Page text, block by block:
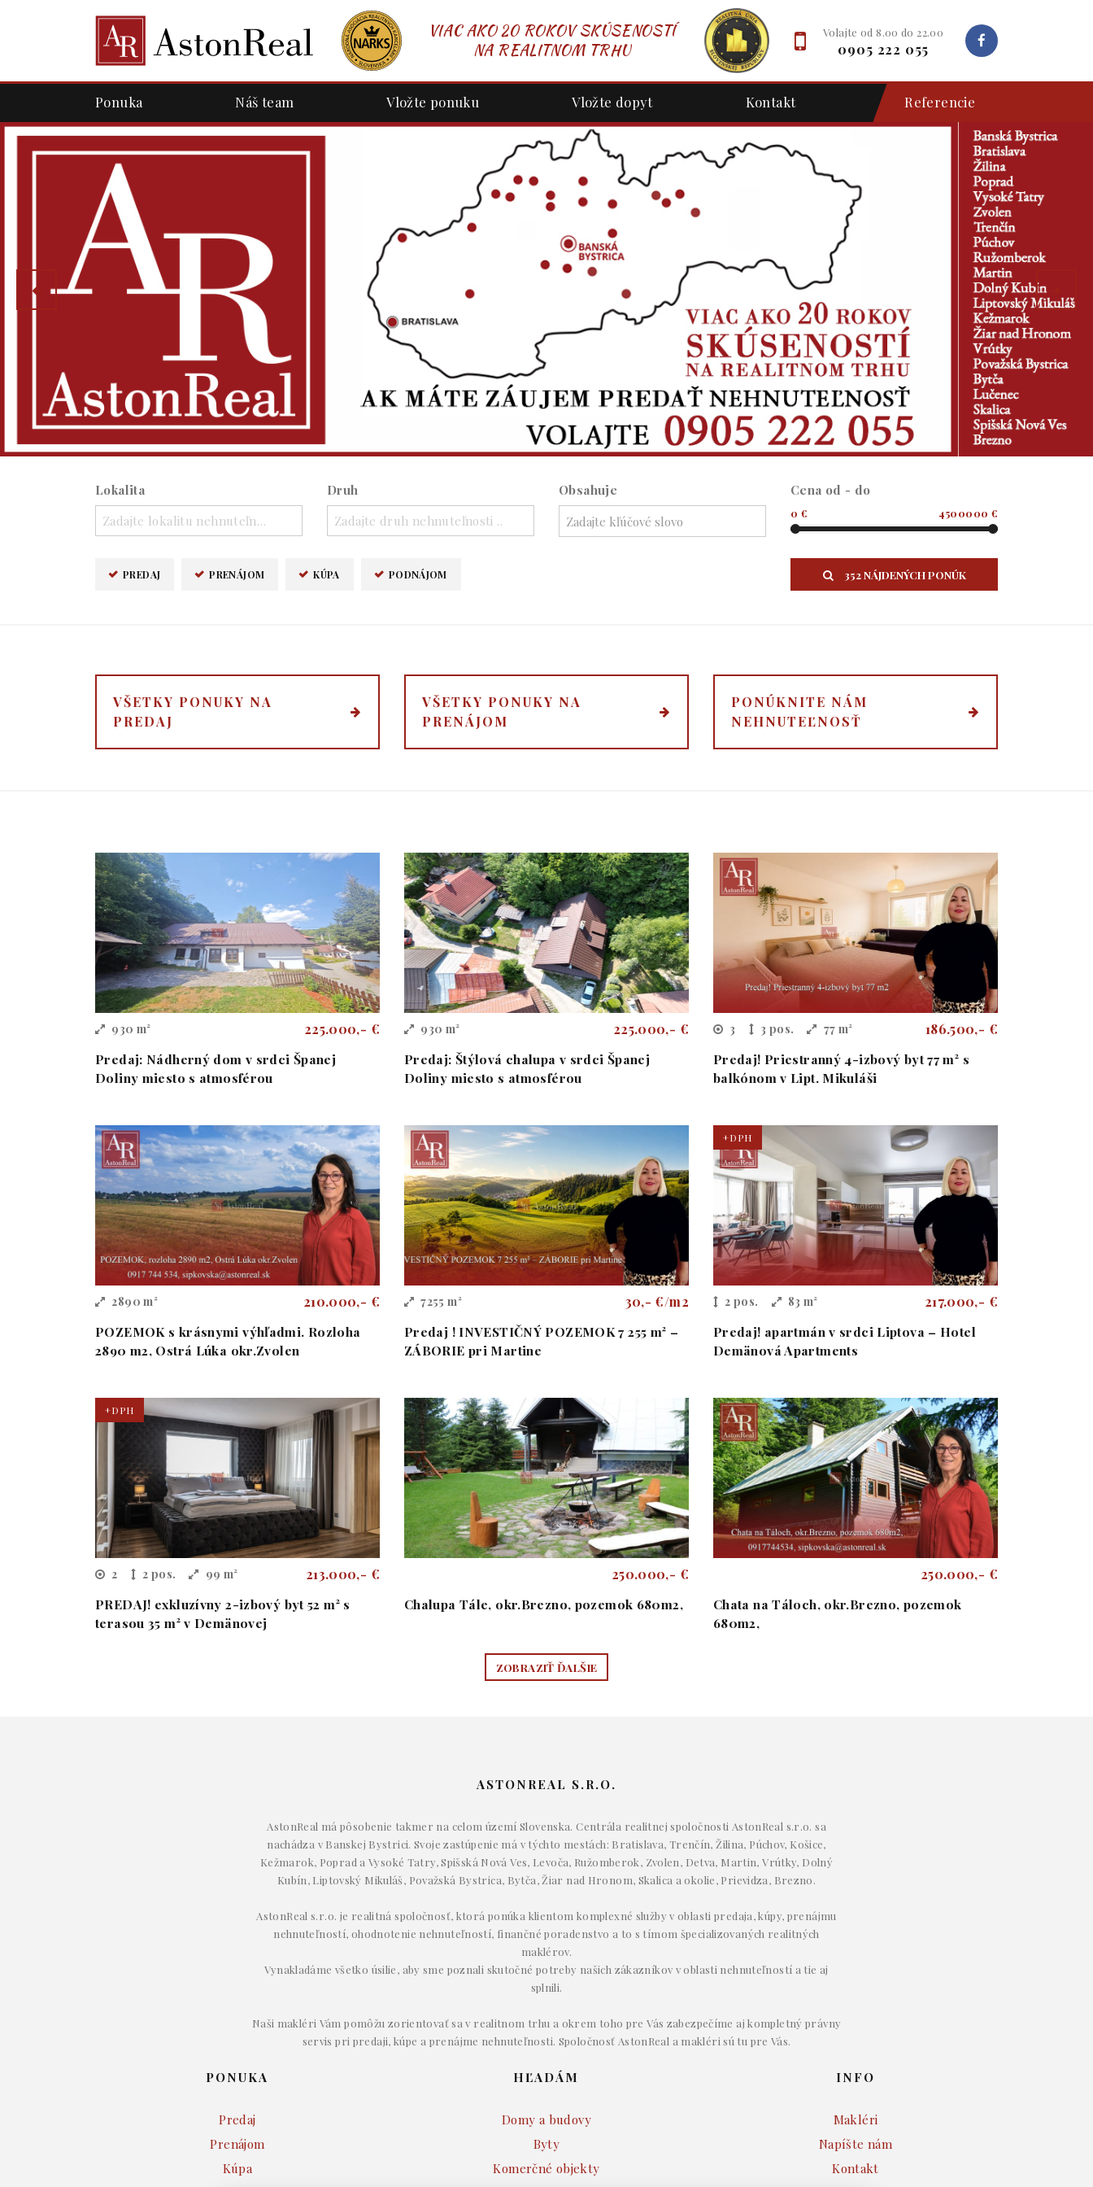
VIAC AKO 20 ROKOV SKÚSENOSTÍ
NA REALITNOM TRHU
Volajte od 8.00 do 22.00
0905 222 055
Ponuka Náš team Vložte ponuku Vložte dopyt Kontakt Referencie
Lokalita
Zadajte lokalitu nehnuteľnosti ..
Druh
Zadajte druh nehnuteľnosti ..
Obsahuje Cena od - do
0 € 4500000 €
PREDAJ PRENÁJOM KÚPA PODNÁJOM 352 NÁJDENÝCH PONÚK
VŠETKY PONUKY NA
PREDAJ
VŠETKY PONUKY NA
PRENÁJOM
PONÚKNITE NÁM
NEHNUTEĽNOSŤ
930 m²
225.000,- €
Predaj: Nádherný dom v srdci Španej
Doliny miesto s atmosférou
930 m²
225.000,- €
Predaj: Štýlová chalupa v srdci Španej
Doliny miesto s atmosférou
3 3 pos. 77 m²
186.500,- €
Predaj! Priestranný 4-izbový byt 77 m² s
balkónom v Lipt. Mikuláši
2890 m²
210.000,- €
POZEMOK s krásnymi výhľadmi. Rozloha
2890 m2, Ostrá Lúka okr.Zvolen
7255 m²
30,- €/m2
Predaj ! INVESTIČNÝ POZEMOK 7 255 m² –
ZÁBORIE pri Martine
+DPH
2 pos. 83 m²
217.000,- €
Predaj! apartmán v srdci Liptova – Hotel
Demänová Apartments
+DPH
2 2 pos. 99 m²
213.000,- €
PREDAJ! exkluzívny 2-izbový byt 52 m² s
terasou 35 m² v Demänovej
250.000,- €
Chalupa Tále, okr.Brezno, pozemok 680m2,
250.000,- €
Chata na Táloch, okr.Brezno, pozemok
680m2,
ZOBRAZIŤ ĎALŠIE
ASTONREAL S.R.O.
AstonReal má pôsobenie takmer na celom území Slovenska. Centrála realitnej spoločnosti AstonReal s.r.o. sa
nachádza v Banskej Bystrici. Svoje zastúpenie má v týchto mestách: Bratislava, Trenčín, Žilina, Púchov, Košice,
Kežmarok, Poprad a Vysoké Tatry, Spišská Nová Ves, Levoča, Ružomberok, Zvolen, Detva, Martin, Vrútky, Dolný
Kubín, Liptovský Mikuláš, Považská Bystrica, Bytča, Žiar nad Hronom, Skalica a okolie, Prievidza, Brezno.
AstonReal s.r.o. je realitná spoločnosť, ktorá ponúka klientom komplexné služby v oblasti predaja, kúpy, prenájmu
nehnuteľností, ohodnotenie nehnuteľností, finančné poradenstvo a to s tímom špecializovaných realitných
maklérov.
Vynakladáme všetko úsilie, aby sme poznali skutočné potreby našich zákazníkov v oblasti nehnuteľností a tie aj
splnili.
Naši makléri Vám pomôžu zorientovať sa v realitnom trhu a okrem toho pre Vás zabezpečíme aj kompletný právny
servis pri predaji, kúpe a prenájme nehnuteľnosti. Spoločnosť AstonReal a makléri sú tu pre Vás.
PONUKA
Predaj
Prenájom
Kúpa
HĽADÁM
Domy a budovy
Byty
Komerčné objekty
INFO
Makléri
Napíšte nám
Kontakt